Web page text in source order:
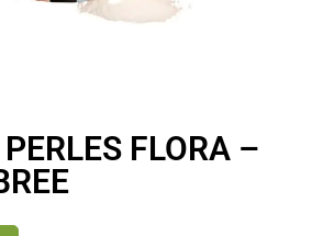
FLORA –